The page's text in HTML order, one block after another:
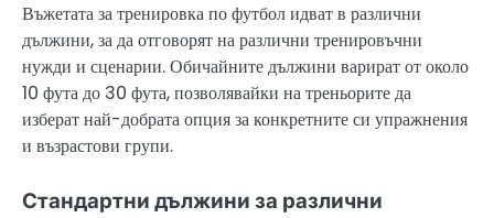
Въжетата за тренировка по футбол идват в различни
дължини, за да отговорят на различни тренировъчни
нужди и сценарии. Обичайните дължини варират от около
10 фута до 30 фута, позволявайки на треньорите да
изберат най-добрата опция за конкретните си упражнения
и възрастови групи.
Стандартни дължини за различни